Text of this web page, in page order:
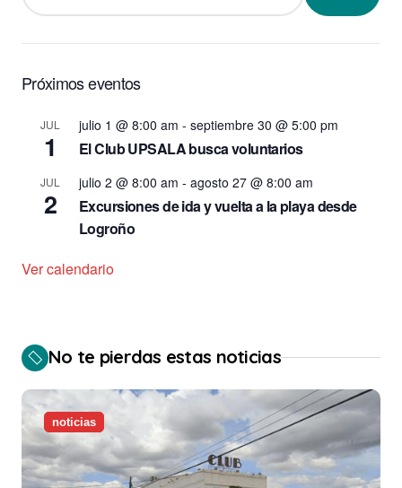
Próximos eventos
JUL
1
julio 1 @ 8:00 am - septiembre 30 @ 5:00 pm
El Club UPSALA busca voluntarios
JUL
2
julio 2 @ 8:00 am - agosto 27 @ 8:00 am
Excursiones de ida y vuelta a la playa desde
Logroño
Ver calendario
No te pierdas estas noticias
noticias